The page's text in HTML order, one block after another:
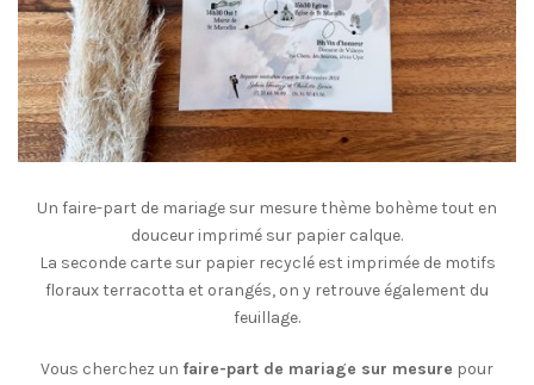
Un faire-part de mariage sur mesure thème bohème tout en
douceur imprimé sur papier calque.
La seconde carte sur papier recyclé est imprimée de motifs
floraux terracotta et orangés, on y retrouve également du
feuillage.
Vous cherchez un faire-part de mariage sur mesure pour